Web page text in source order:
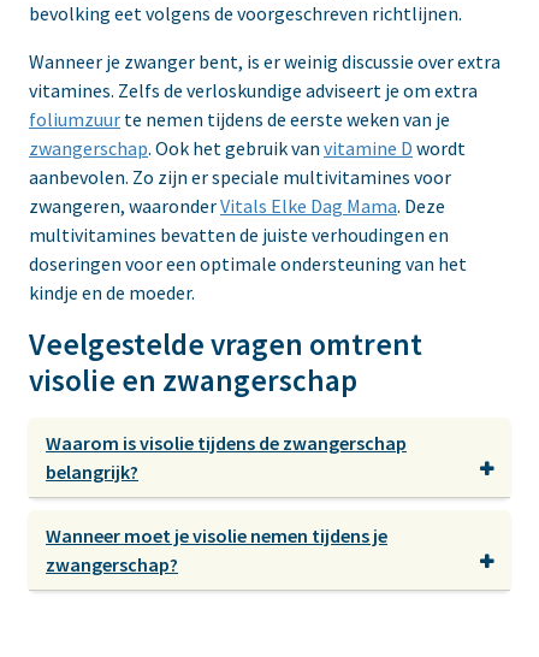
bevolking eet volgens de voorgeschreven richtlijnen.
Wanneer je zwanger bent, is er weinig discussie over extra
vitamines. Zelfs de verloskundige adviseert je om extra
foliumzuur te nemen tijdens de eerste weken van je
zwangerschap. Ook het gebruik van vitamine D wordt
aanbevolen. Zo zijn er speciale multivitamines voor
zwangeren, waaronderVitals Elke Dag Mama. Deze
multivitamines bevatten de juiste verhoudingen en
doseringen voor een optimale ondersteuning van het
kindje en de moeder.
Veelgestelde vragen omtrent
visolie en zwangerschap
Waarom is visolie tijdens de zwangerschap
belangrijk?
Wanneer moet je visolie nemen tijdens je
zwangerschap?